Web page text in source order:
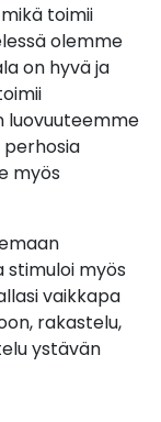
toimii
olemme
on hyvä ja
luovuuteemme
myös
stimuloi myös
vaikkapa
rakastelu,
ystävän